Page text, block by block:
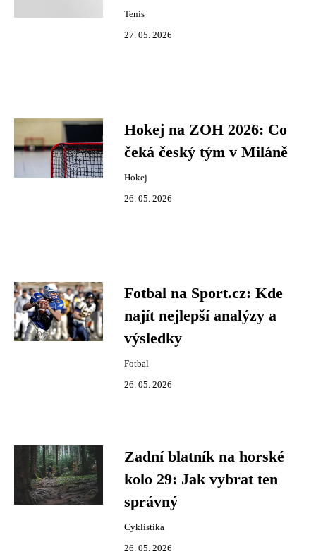
Tenis
27. 05. 2026
Hokej na ZOH 2026: Co
čeká český tým v Miláně
Hokej
26. 05. 2026
Fotbal na Sport.cz: Kde
najít nejlepší analýzy a
výsledky
Fotbal
26. 05. 2026
Zadní blatník na horské
kolo 29: Jak vybrat ten
správný
Cyklistika
26. 05. 2026